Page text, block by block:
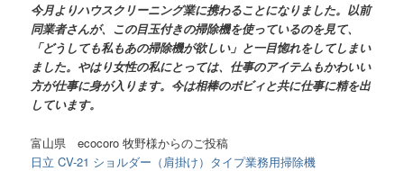
今月よりハウスクリーニング業に携わることになりました。以前
同業者さんが、この目玉付きの掃除機を使っているのを見て、
「どうしても私もあの掃除機が欲しい」と一目惚れをしてしまい
ました。やはり女性の私にとっては、仕事のアイテムもかわいい
方が仕事に身が入ります。今は相棒のボビィと共に仕事に精を出
しています。
富山県 ecocoro 牧野様からのご投稿
日立 CV-21 ショルダー（肩掛け）タイプ業務用掃除機